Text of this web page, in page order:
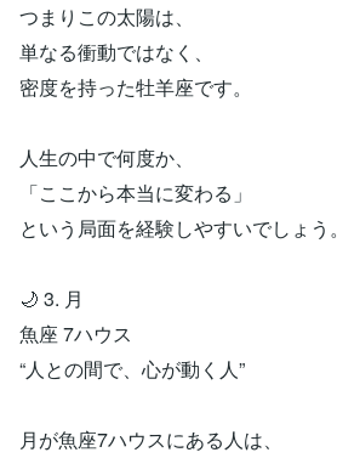
つまりこの太陽は、
単なる衝動ではなく、
密度を持った牡羊座です。
人生の中で何度か、
「ここから本当に変わる」
という局面を経験しやすいでしょう。
🌙 3. 月
魚座 7ハウス
“人との間で、心が動く人”
月が魚座7ハウスにある人は、